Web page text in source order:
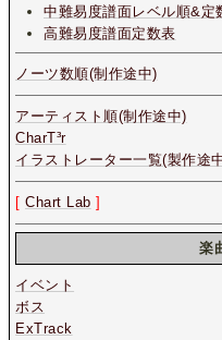
中難易度譜面レベル順&定
高難易度譜面定数表
ノーツ数順(制作途中)
アーティスト順(制作途中)
CharT³r
イラストレーター一覧(製作途
[Chart Lab ]
楽
イベント
ボス
ExTrack